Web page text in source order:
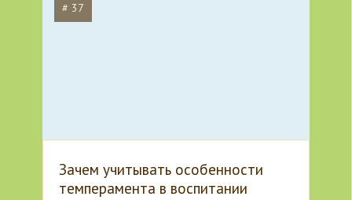
# 37
Зачем учитывать особенности
темперамента в воспитании